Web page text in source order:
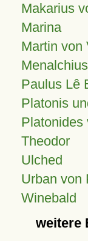
Makarius
Marina
Martin von
Menalchius
Paulus Lê
Platonis
Platonides
Theodor
Ulched
Urban von
Winebald
weitere